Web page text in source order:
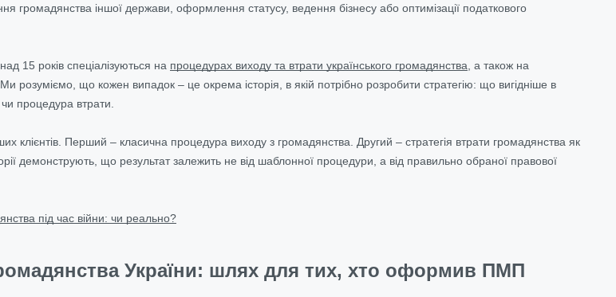
громадянства іншої держави, оформлення статусу, ведення бізнесу або оптимізації податкового
15 років спеціалізуються на процедурах виходу та втрати українського громадянства , а також на
розуміємо, що кожен випадок – це окрема історія, в якій потрібно розробити стратегію: що вигідніше в
чи процедура втрати.
клієнтів. Перший – класична процедура виходу з громадянства. Другий – стратегія втрати громадянства як
демонструють, що результат залежить не від шаблонної процедури, а від правильно обраної правової
під час війни: чи реально?
України: шлях для тих, хто оформив ПМП